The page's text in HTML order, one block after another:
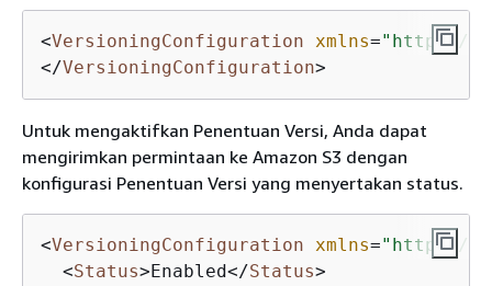
<VersioningConfiguration xmlns="http://
</VersioningConfiguration>
Untuk mengaktifkan Penentuan Versi, Anda dapat
mengirimkan permintaan ke Amazon S3 dengan
konfigurasi Penentuan Versi yang menyertakan status.
<VersioningConfiguration xmlns="http://
<Status>Enabled</Status>